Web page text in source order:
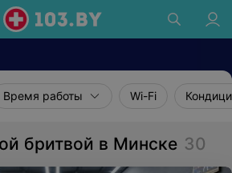
Время работы Wi-Fi
бритвой в Минске 30